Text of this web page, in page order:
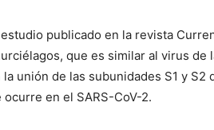
estudio publicado en la revista
que es similar al virus de
unión de las subunidades S1 y S2
en el SARS-CoV-2.